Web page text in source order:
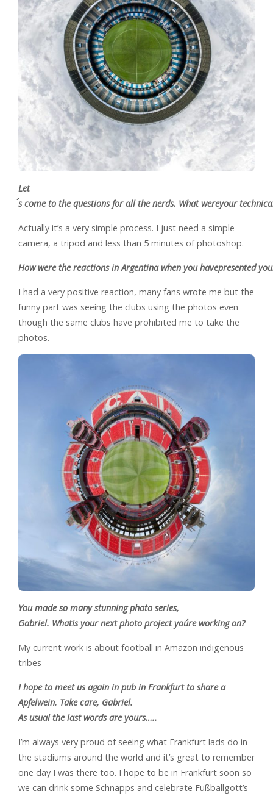
Let
´s come to the questions for all the nerds. What wereyour
Actually it’s a very simple process. I just need a simple
camera, a tripod and less than 5 minutes of photoshop.
How were the reactions in Argentina when you havepresented
I had a very positive reaction, many fans wrote me but the
funny part was seeing the clubs using the photos even
though the same clubs have prohibited me to take the
photos.
You made so many stunning photo series,
Gabriel. Whatis your next photo project you´re working on?
My current work is about football in Amazon indigenous
tribes
I hope to meet us again in pub in Frankfurt to share a
Apfelwein. Take care, Gabriel.
As usual the last words are yours…..
I’m always very proud of seeing what Frankfurt lads do in
the stadiums around the world and it’s great to remember
one day I was there too. I hope to be in Frankfurt soon so
we can drink some Schnapps and celebrate Fußballgott’s